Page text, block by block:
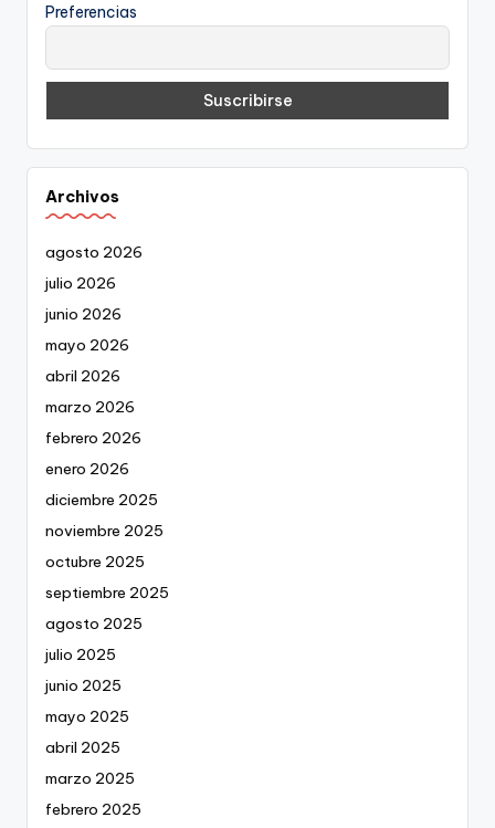
Preferencias
Archivos
agosto 2026
julio 2026
junio 2026
mayo 2026
abril 2026
marzo 2026
febrero 2026
enero 2026
diciembre 2025
noviembre 2025
octubre 2025
septiembre 2025
agosto 2025
julio 2025
junio 2025
mayo 2025
abril 2025
marzo 2025
febrero 2025